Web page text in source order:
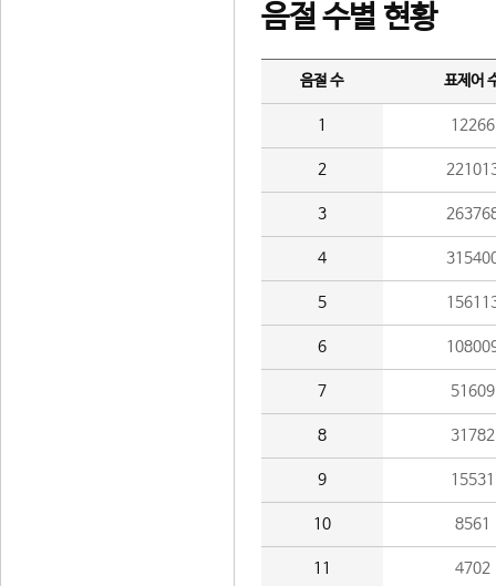
음절 수별 현황
음절 수 표제어
1 12266
2
3
4
5
6
7 51609
8 31782
9 15531
10 8561
11 4702